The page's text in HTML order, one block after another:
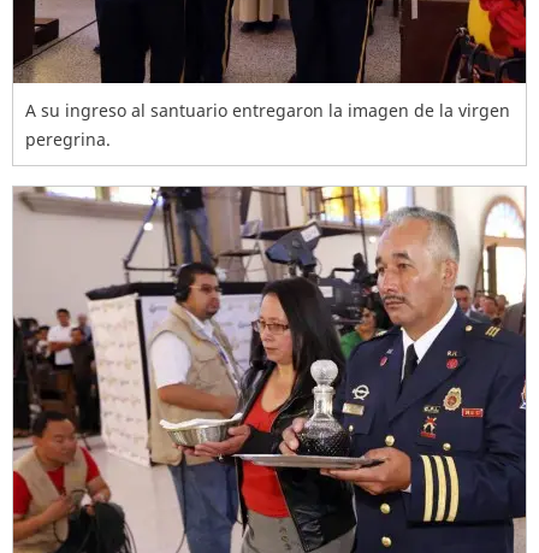
A su ingreso al santuario entregaron la imagen de la virgen
peregrina.